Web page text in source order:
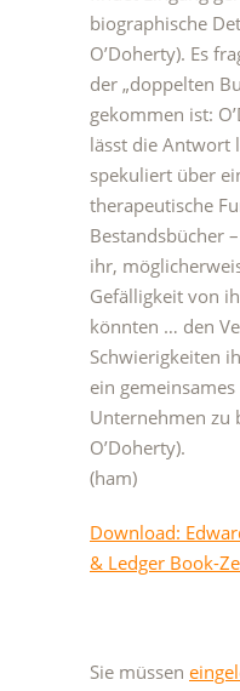
biographische
O’Doherty). Es
der „doppelten
gekommen ist:
lässt die Antwort
spekuliert über
therapeutische
Bestandsbücher
ihr,
Gefälligkeit von
könnten … den
Schwierigkeiten
ein gemeinsames
Unternehmen zu
O’Doherty).
(ham)
Download:
& Ledger Book-
Sie müssen